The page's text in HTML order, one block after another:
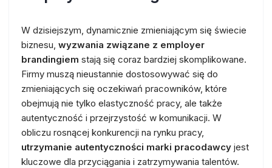
W dzisiejszym, dynamicznie zmieniającym się świecie
biznesu, wyzwania związane z employer
brandingiem stają się coraz bardziej skomplikowane.
Firmy muszą nieustannie dostosowywać się do
zmieniających się oczekiwań pracowników, które
obejmują nie tylko elastyczność pracy, ale także
autentyczność i przejrzystość w komunikacji. W
obliczu rosnącej konkurencji na rynku pracy,
utrzymanie autentyczności marki pracodawcy jest
kluczowe dla przyciągania i zatrzymywania talentów.